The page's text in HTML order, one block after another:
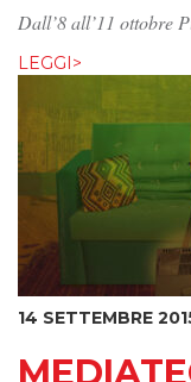
Dall’8 all’11 ottobre
LEGGI>
14 SETTEMBRE